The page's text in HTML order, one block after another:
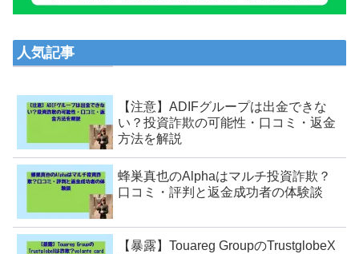
人気記事
【注意】ADIFグループは出金できな
い？投資詐欺の可能性・口コミ・返金
方法を解説
蜂巣真也のAlphaはマルチ投資詐欺？
口コミ・評判と返金成功者の体験談
【暴露】Touareg GroupのTrustglobeX